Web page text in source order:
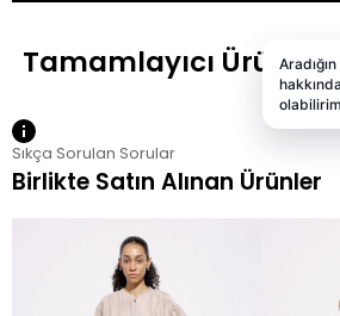
Sıkça Sorulan Sorular
Birlikte Satın Alınan Ürünler